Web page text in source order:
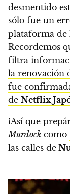
desmentido
sólo fue un
plataforma de
Recordemos
filtra
la renovación
fue
de Netflix
¡Así que
Murdock como
las calles de